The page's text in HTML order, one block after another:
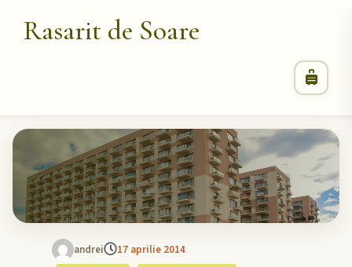
Rasarit de Soare
andrei 17 aprilie 2014